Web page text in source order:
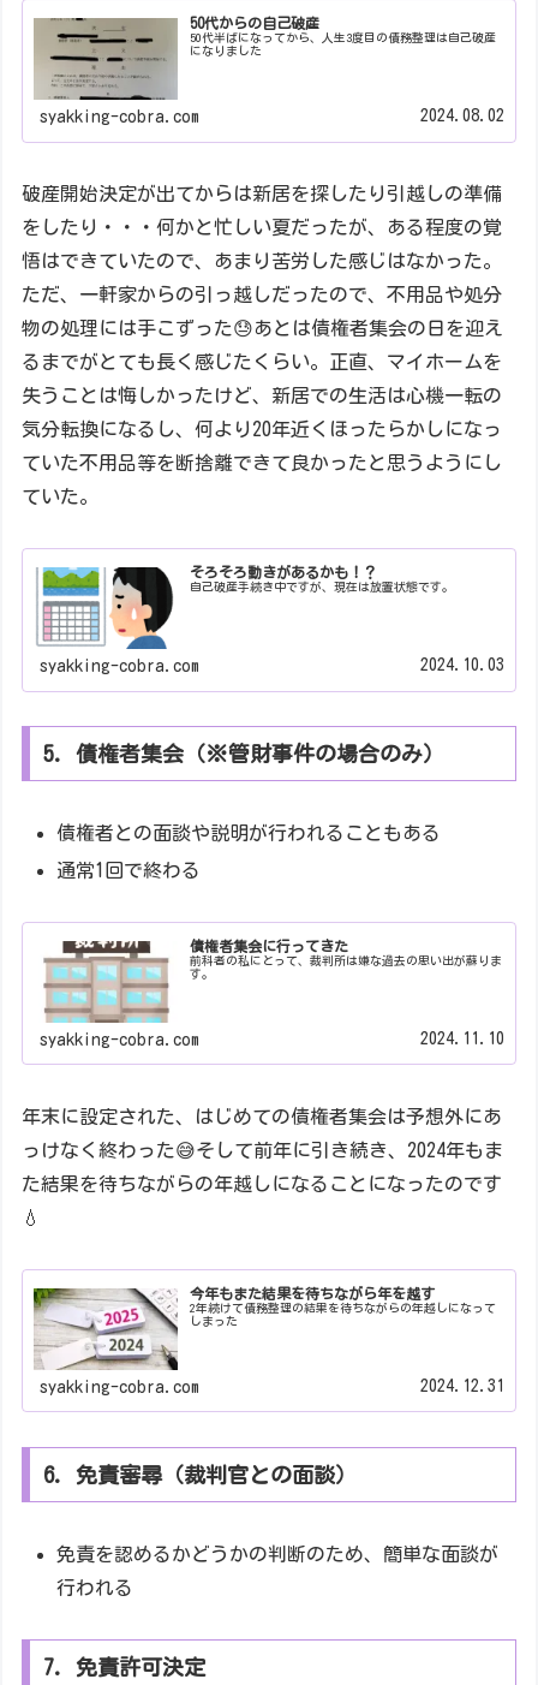
50代からの自己破産
50代半ばになってから、人生3度目の債務整理は自己破産
になりました
syakking-cobra.com 2024.08.02
破産開始決定が出てからは新居を探したり引越しの準備
をしたり・・・何かと忙しい夏だったが、ある程度の覚
悟はできていたので、あまり苦労した感じはなかった。
ただ、一軒家からの引っ越しだったので、不用品や処分
物の処理には手こずった😓あとは債権者集会の日を迎え
るまでがとても長く感じたくらい。正直、マイホームを
失うことは悔しかったけど、新居での生活は心機一転の
気分転換になるし、何より20年近くほったらかしになっ
ていた不用品等を断捨離できて良かったと思うようにし
ていた。
そろそろ動きがあるかも！？
自己破産手続き中ですが、現在は放置状態です。
syakking-cobra.com 2024.10.03
5. 債権者集会（※管財事件の場合のみ）
債権者との面談や説明が行われることもある
通常1回で終わる
債権者集会に行ってきた
前科者の私にとって、裁判所は嫌な過去の思い出が蘇りま
す。
syakking-cobra.com 2024.11.10
年末に設定された、はじめての債権者集会は予想外にあ
っけなく終わった😅そして前年に引き続き、2024年もま
た結果を待ちながらの年越しになることになったのです
💧
今年もまた結果を待ちながら年を越す
2年続けて債務整理の結果を待ちながらの年越しになって
しまった
syakking-cobra.com 2024.12.31
6. 免責審尋（裁判官との面談）
免責を認めるかどうかの判断のため、簡単な面談が
行われる
7. 免責許可決定